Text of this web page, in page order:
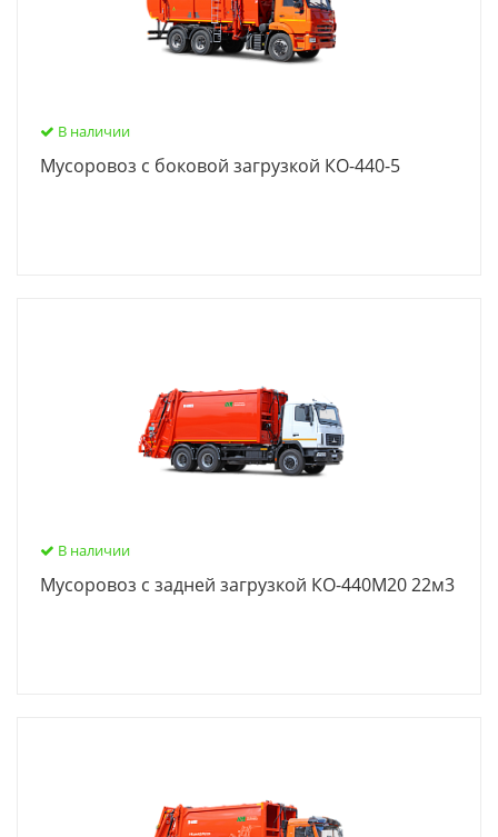
В наличии
Мусоровоз с боковой загрузкой КО-440-5
В наличии
Мусоровоз с задней загрузкой КО-440М20 22м3